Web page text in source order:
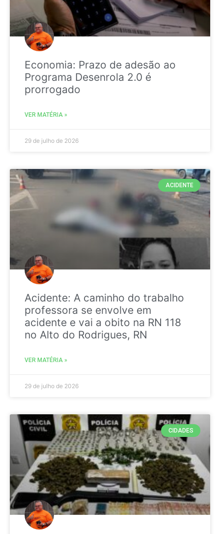
Economia: Prazo de adesão ao
Programa Desenrola 2.0 é
prorrogado
VER MATÉRIA »
29 de julho de 2026
ACIDENTE
Acidente: A caminho do trabalho
professora se envolve em
acidente e vai a obito na RN 118
no Alto do Rodrigues, RN
VER MATÉRIA »
29 de julho de 2026
CIDADES